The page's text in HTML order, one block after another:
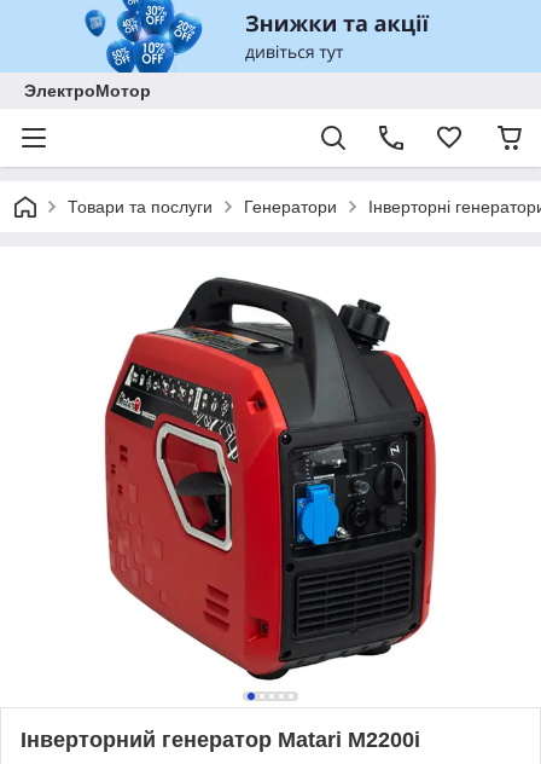
ЭлектроМотор
Товари та послуги Генератори Інверторні
Інверторний генератор Matari M2200i